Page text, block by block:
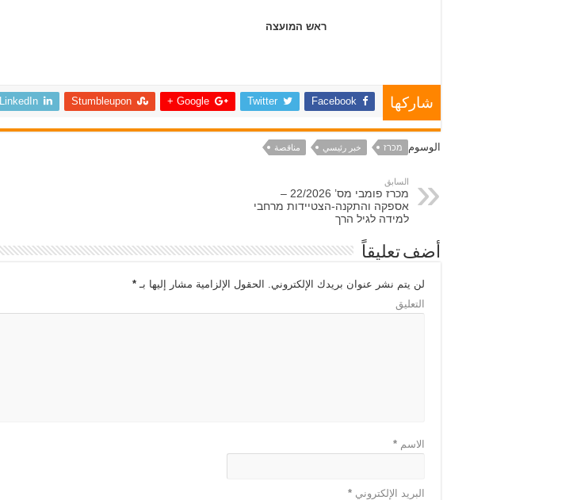
ראש המועצה
شاركها Facebook
Twitter
Google +
Stumbleupon
LinkedIn
الوسوم מכרז خبر رئيسي مناقصة
السابق
מכרז פומבי מס’ 22/2026 –
אספקה והתקנה-הצטיידות מרחבי
למידה לגיל הרך
أضف تعليقاً
لن يتم نشر عنوان بريدك الإلكتروني. الحقول الإلزامية مشار إليها بـ *
التعليق
الاسم *
البريد الإلكتروني *